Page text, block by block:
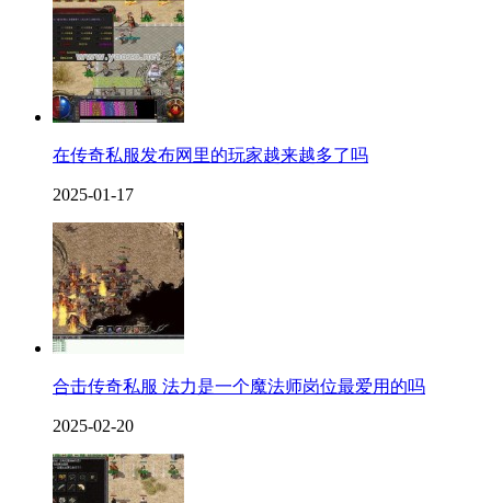
在传奇私服发布网里的玩家越来越多了吗
2025-01-17
合击传奇私服 法力是一个魔法师岗位最爱用的吗
2025-02-20